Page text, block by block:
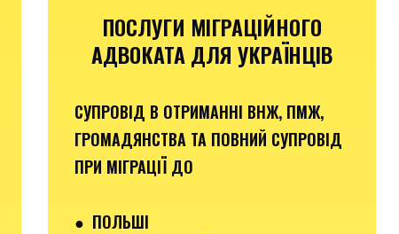
ПОСЛУГИ МІГРАЦІЙНОГО
АДВОКАТА ДЛЯ УКРАЇНЦІВ
СУПРОВІД В ОТРИМАННІ ВНЖ, ПМЖ,
ГРОМАДЯНСТВА ТА ПОВНИЙ СУПРОВІД
ПРИ МІГРАЦІЇ ДО
● ПОЛЬШІ